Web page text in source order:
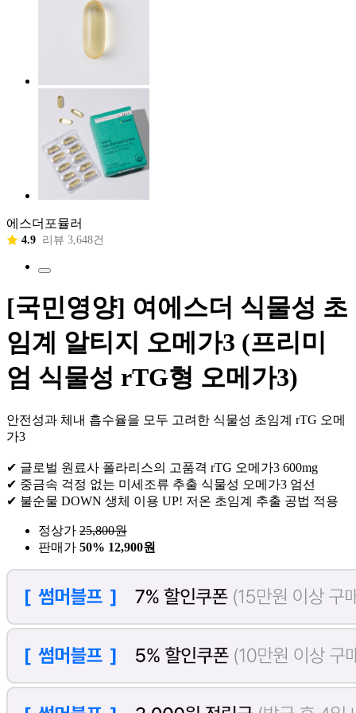
에스더포뮬러
4.9 리뷰 3,648건
[국민영양] 여에스더 식물성 초
임계 알티지 오메가3 (프리미
엄 식물성 rTG형 오메가3)
안전성과 체내 흡수율을 모두 고려한 식물성 초임계 rTG 오메
가3
✔ 글로벌 원료사 폴라리스의 고품격 rTG 오메가3 600mg
✔ 중금속 걱정 없는 미세조류 추출 식물성 오메가3 엄선
✔ 불순물 DOWN 생체 이용 UP! 저온 초임계 추출 공법 적용
정상가 25,800원
판매가 50% 12,900원